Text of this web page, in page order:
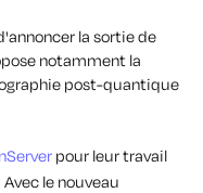
la sortie de
notamment la
post-quantique
pour leur travail
le nouveau